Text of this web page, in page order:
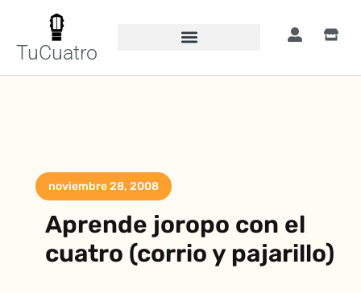
TuCuatro
noviembre 28, 2008
Aprende joropo con el
cuatro (corrio y pajarillo)